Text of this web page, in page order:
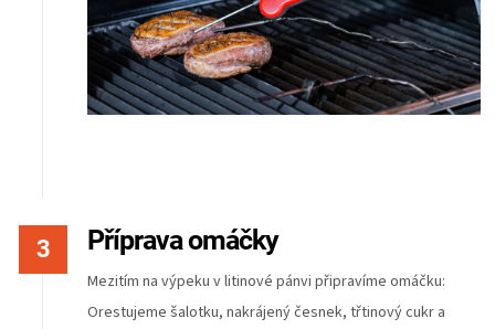
Příprava omáčky
Mezitím na výpeku v litinové pánvi připravíme omáčku:
Orestujeme šalotku, nakrájený česnek, třtinový cukr a